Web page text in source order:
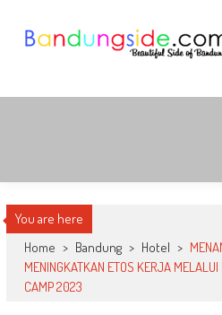
content
You are here
Home > Bandung > Hotel >
MENINGKATKAN ETOS KERJA MELALUI
CAMP 2023